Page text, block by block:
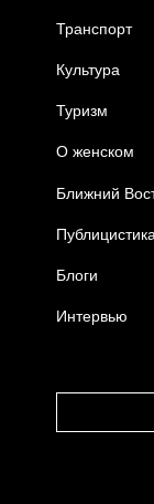
Транспорт
Культура
Туризм
О женском
Ближний
Публицистика
Блоги
Интервью